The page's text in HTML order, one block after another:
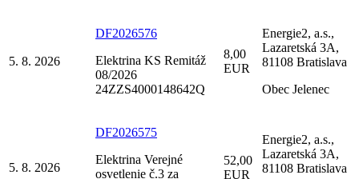
5. 8. 2026
DF2026576
Elektrina KS Remitáž
08/2026
24ZZS4000148642Q
8,00
EUR
Energie2, a.s.,
Lazaretská 3A,
81108 Bratislava
Obec Jelenec
5. 8. 2026
DF2026575
Elektrina Verejné
osvetlenie č.3 za
52,00
EUR
Energie2, a.s.,
Lazaretská 3A,
81108 Bratislava